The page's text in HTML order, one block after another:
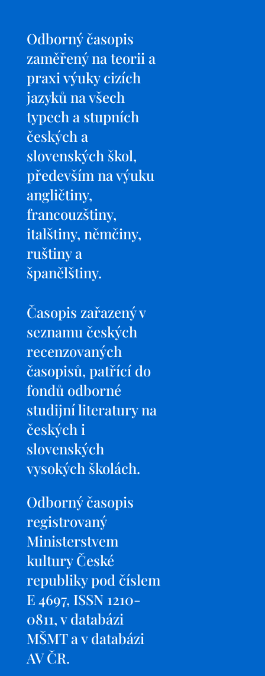
Odborný časopis
zaměřený na teorii a
praxi výuky cizích
jazyků na všech
typech a stupních
českých a
slovenských škol,
především na výuku
angličtiny,
francouzštiny,
italštiny, němčiny,
ruštiny a
španělštiny.
Časopis zařazený v
seznamu českých
recenzovaných
časopisů, patřící do
fondů odborné
studijní literatury na
českých i
slovenských
vysokých školách.
Odborný časopis
registrovaný
Ministerstvem
kultury České
republiky pod číslem
E 4697, ISSN 1210-
0811, v databázi
MŠMT a v databázi
AV ČR.